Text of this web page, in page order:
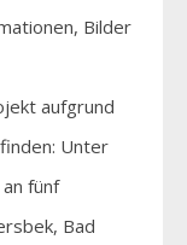
Bilder
aufgrund
Unter
fünf
Bad